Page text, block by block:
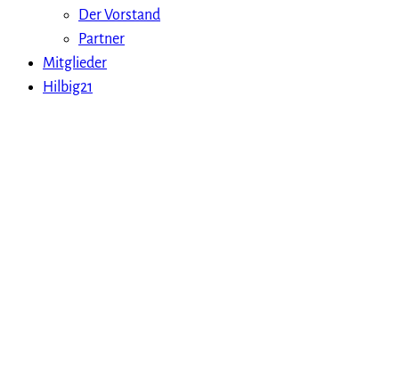
Der Vorstand
Partner
Mitglieder
Hilbig21